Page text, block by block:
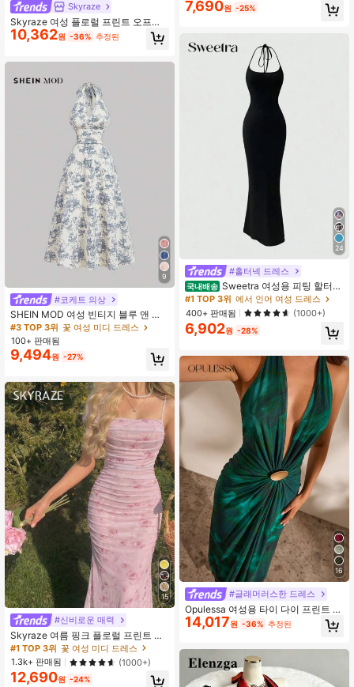
Skyraze
Skyraze 여성 플로럴 프린트 오프숄
더 러치드 핏 드레스
10,362원 -36% 추정된
9
#코케트 의상
SHEIN MOD 여성 빈티지 블루 앤 화
이트 도자기 프린트 드레스, 롱 블루
플로럴 드레스, 가을 드레스, 브런치
드레스, 홀터 드레스, 캐주얼 드레스,
밀크메이드 드레스
#3 TOP 3위 꽃 여성 미디 드레스
100+ 판매됨
9,494원 -27%
15
#신비로운 매력
Skyraze 여름 핑크 플로럴 프린트 주
름 메쉬 캐미 롱 드레스, 여름 드레스,
봄 옷
#1 TOP 3위 꽃 여성 미디 드레스
1.3k+ 판매됨
(1000+)
12,690원 -24%
트랩 대형 플로럴 프린트 핏 맥시 드레
스, 캐주얼 일상복, 쇼핑, 모임, 휴가,
7,690원 -25%
24
#홀터넥 드레스
국내배송 Sweetra 여성용 피팅 할터넥
머메이드 드레스, 블랙 맥시 여성 의상
#1 TOP 3위 에서 인어 여성 드레스
400+ 판매됨
(1000+)
6,902원 -28%
16
#글래머러스한 드레스
Opulessa 여성용 타이 다이 프린트 플
리츠 브이넥 백리스 드레스
14,017원 -36% 추정된